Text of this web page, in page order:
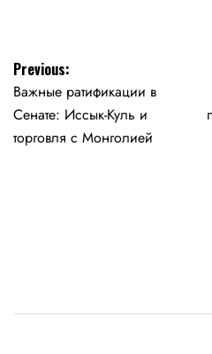
Навигация
по
записям
Previous:
Важные ратификации в
Сенате: Иссык-Куль и
торговля с Монголией